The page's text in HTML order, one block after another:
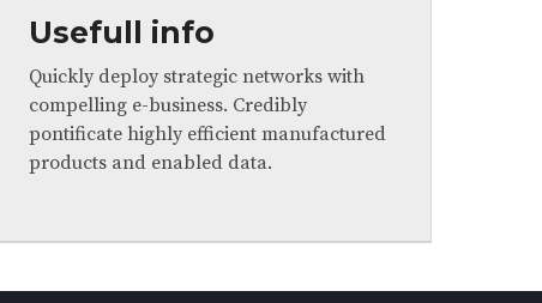
Usefull info
Quickly deploy strategic networks with
compelling e-business. Credibly
pontificate highly efficient manufactured
products and enabled data.